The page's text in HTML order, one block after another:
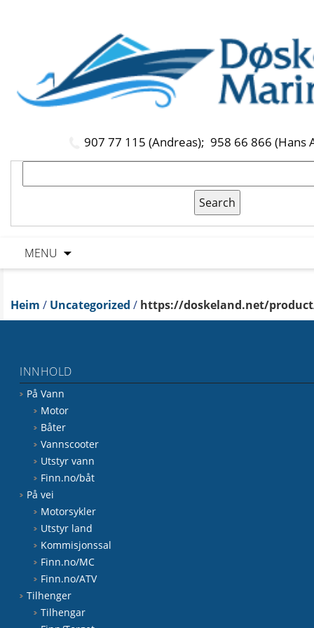
907 77 115 (Andreas); 958 66 866 (Hans
MENU
Heim / Uncategorized / https://doskeland.net/
INNHOLD
På Vann
Motor
Båter
Vannscooter
Utstyr vann
Finn.no/båt
På vei
Motorsykler
Utstyr land
Kommisjonssal
Finn.no/MC
Finn.no/ATV
Tilhenger
Tilhengar